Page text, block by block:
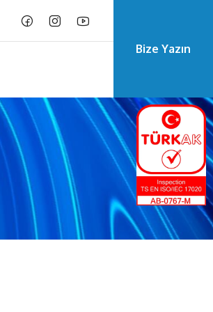
Bize Yazın